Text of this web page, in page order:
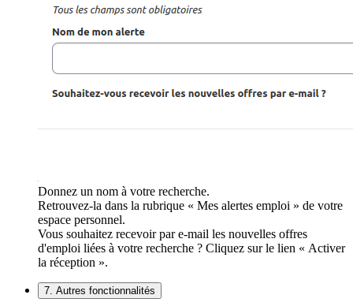
Donnez un nom à votre recherche.
Retrouvez-la dans la rubrique « Mes alertes emploi » de votre
espace personnel.
Vous souhaitez recevoir par e-mail les nouvelles offres
d'emploi liées à votre recherche ? Cliquez sur le lien « Activer
la réception ».
7. Autres fonctionnalités